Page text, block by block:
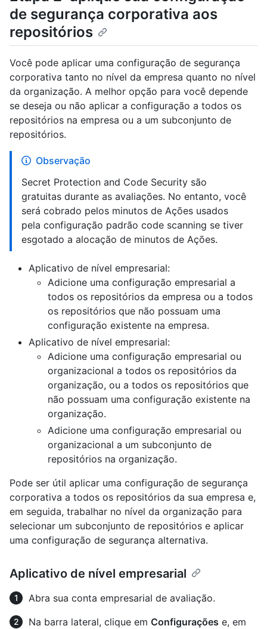
de segurança corporativa aos
repositórios
Você pode aplicar uma configuração de segurança
corporativa tanto no nível da empresa quanto no nível
da organização. A melhor opção para você depende
se deseja ou não aplicar a configuração a todos os
repositórios na empresa ou a um subconjunto de
repositórios.
Observação
Secret Protection and Code Security são
gratuitas durante as avaliações. No entanto, você
será cobrado pelos minutos de Ações usados
pela configuração padrão code scanning se tiver
esgotado a alocação de minutos de Ações.
Aplicativo de nível empresarial:
Adicione uma configuração empresarial a
todos os repositórios da empresa ou a todos
os repositórios que não possuam uma
configuração existente na empresa.
Aplicativo de nível empresarial:
Adicione uma configuração empresarial ou
organizacional a todos os repositórios da
organização, ou a todos os repositórios que
não possuam uma configuração existente na
organização.
Adicione uma configuração empresarial ou
organizacional a um subconjunto de
repositórios na organização.
Pode ser útil aplicar uma configuração de segurança
corporativa a todos os repositórios da sua empresa e,
em seguida, trabalhar no nível da organização para
selecionar um subconjunto de repositórios e aplicar
uma configuração de segurança alternativa.
Aplicativo de nível empresarial
Abra sua conta empresarial de avaliação.
Na barra lateral, clique em Configurações e, em